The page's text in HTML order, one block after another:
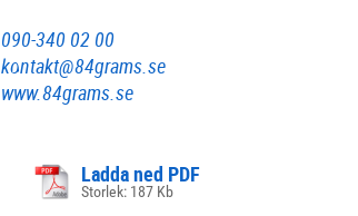
090-340 02 00
kontakt@84grams.se
www.84grams.se
Ladda ned PDF
Storlek: 187 Kb